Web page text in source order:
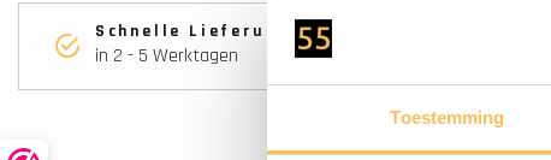
Toestemming
Schnelle Lieferung
in 2 - 5 Werktagen